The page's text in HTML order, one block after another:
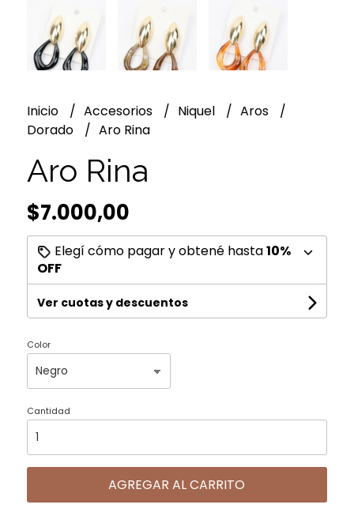
Inicio Accesorios Niquel
Aros
Dorado
Aro Rina
Aro Rina
$7.000,00
Elegí cómo pagar y obtené hasta10%
OFF
Ver cuotas y descuentos
Color
Cantidad
AGREGAR AL CARRITO